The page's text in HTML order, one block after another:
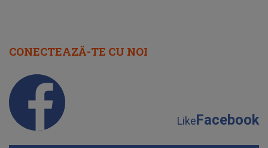
CONECTEAZĂ-TE CU NOI
LikeFacebook